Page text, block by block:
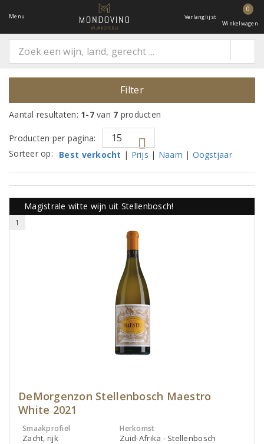
Menu Verlanglijst
0
Winkelwagen
Filter
Aantal resultaten: 1-7van 7 producten
Producten per pagina:
Sorteer op:
Best verkocht | Prijs | Naam | Oogstjaar
Magistrale witte wijn uit Stellenbosch!
1
DeMorgenzon Stellenbosch Maestro
White 2021
Smaakprofiel
Zacht, rijk
Herkomst
Zuid-Afrika - Stellenbosch